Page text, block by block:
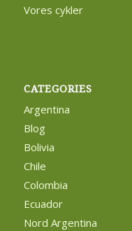
Vores cykler
CATEGORIES
Argentina
Blog
Bolivia
Chile
Colombia
Ecuador
Nord Argentina